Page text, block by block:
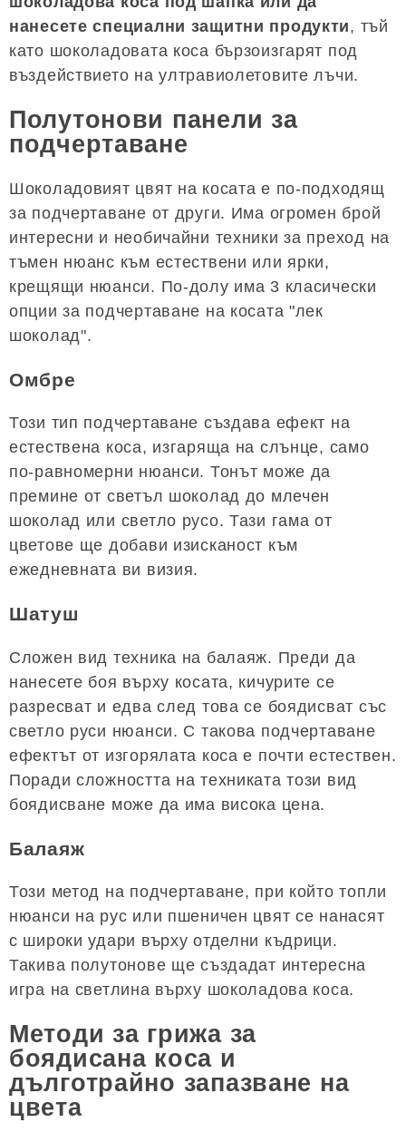
нанесете специални защитни продукти, тъй
като шоколадовата коса бързоизгарят под
въздействието на ултравиолетовите лъчи.
Полутонови панели за
подчертаване
Шоколадовият цвят на косата е по-подходящ
за подчертаване от други. Има огромен брой
интересни и необичайни техники за преход на
тъмен нюанс към естествени или ярки,
крещящи нюанси. По-долу има 3 класически
опции за подчертаване на косата "лек
шоколад".
Омбре
Този тип подчертаване създава ефект на
естествена коса, изгаряща на слънце, само
по-равномерни нюанси. Тонът може да
премине от светъл шоколад до млечен
шоколад или светло русо. Тази гама от
цветове ще добави изисканост към
ежедневната ви визия.
Шатуш
Сложен вид техника на балаяж. Преди да
нанесете боя върху косата, кичурите се
разресват и едва след това се боядисват със
светло руси нюанси. С такова подчертаване
ефектът от изгорялата коса е почти естествен.
Поради сложността на техниката този вид
боядисване може да има висока цена.
Балаяж
Този метод на подчертаване, при който топли
нюанси на рус или пшеничен цвят се нанасят
с широки удари върху отделни къдрици.
Такива полутонове ще създадат интересна
игра на светлина върху шоколадова коса.
Методи за грижа за
боядисана коса и
дълготрайно запазване на
цвета